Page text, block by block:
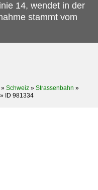
14, wendet in der
stammt vom
» Schweiz » Strassenbahn »
» ID 981334